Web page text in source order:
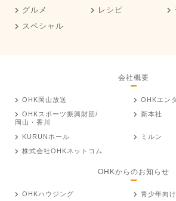
グルメ
レシピ
スペシャル
会社概要
OHK岡山放送
OHKエン
OHKスポーツ振興財団/
岡山・香川
新本社
KURUNホール
ミルン
株式会社OHKネットコム
OHKからのお知らせ
OHKハウジング 青少年向